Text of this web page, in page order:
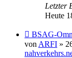
Letzter
Heute
Neuer
Beitrag
BSAG-
von ARFI »